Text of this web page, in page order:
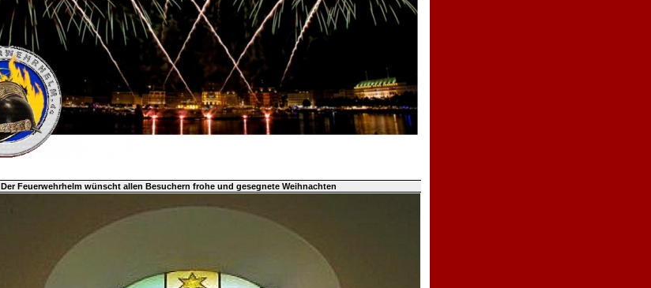
Der Feuerwehrhelm wünscht allen Besuchern frohe und gesegnete Weihnachten